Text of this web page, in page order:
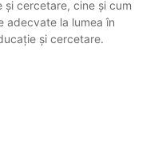
cercetare, cine și cum
adecvate la lumea în
și cercetare.